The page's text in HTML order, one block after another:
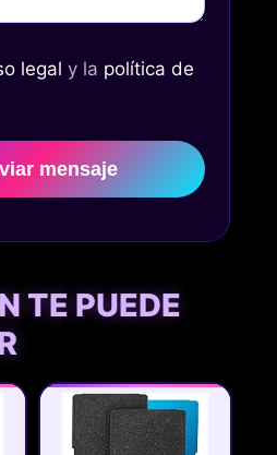
legal y la política de
mensaje
TE PUEDE